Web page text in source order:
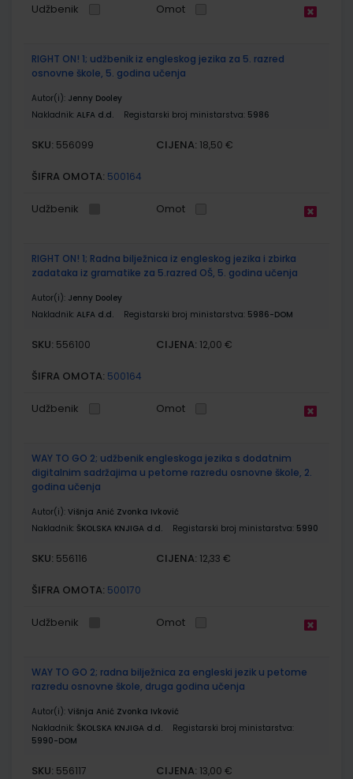
Udžbenik Omot
RIGHT ON! 1; udžbenik iz engleskog jezika za 5. razred
osnovne škole, 5. godina učenja
Autor(i): Jenny Dooley
Nakladnik: ALFA d.d. Registarski broj ministarstva: 5986
SKU: 556099 CIJENA: 18,50 €
ŠIFRA OMOTA: 500164
Udžbenik Omot
RIGHT ON! 1; Radna bilježnica iz engleskog jezika i zbirka
zadataka iz gramatike za 5.razred OŠ, 5. godina učenja
Autor(i): Jenny Dooley
Nakladnik: ALFA d.d. Registarski broj ministarstva: 5986-DOM
SKU: 556100 CIJENA: 12,00 €
ŠIFRA OMOTA: 500164
Udžbenik Omot
WAY TO GO 2; udžbenik engleskoga jezika s dodatnim
digitalnim sadržajima u petome razredu osnovne škole, 2.
godina učenja
Autor(i): Višnja Anić Zvonka Ivković
Nakladnik: ŠKOLSKA KNJIGA d.d. Registarski broj ministarstva: 5990
SKU: 556116 CIJENA: 12,33 €
ŠIFRA OMOTA: 500170
Udžbenik Omot
WAY TO GO 2; radna bilježnica za engleski jezik u petome
razredu osnovne škole, druga godina učenja
Autor(i): Višnja Anić Zvonka Ivković
Nakladnik: ŠKOLSKA KNJIGA d.d.
Registarski broj ministarstva:
5990-DOM
SKU: 556117 CIJENA: 13,00 €